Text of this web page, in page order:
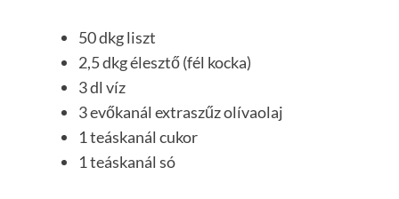
50 dkg liszt
2,5 dkg élesztő (fél kocka)
3 dl víz
3 evőkanál extraszűz olívaolaj
1 teáskanál cukor
1 teáskanál só